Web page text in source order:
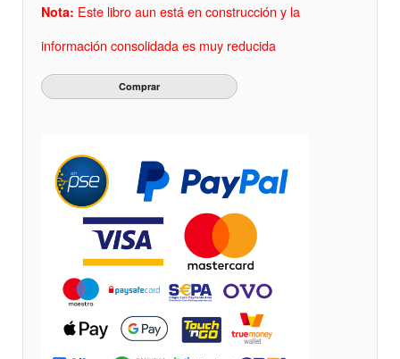
Nota: Este libro aun está en construcción y la
información consolidada es muy reducida